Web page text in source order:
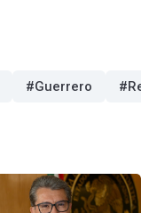
#Guerrero